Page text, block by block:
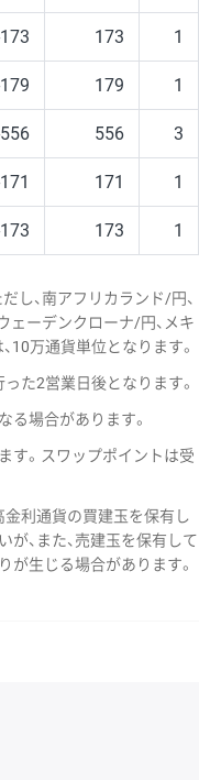
173 1
179 1
556 3
171 1
173 1
し、南アフリカランド/円、
ェーデンクローナ/円、メキ
10万通貨単位となります。
た2営業日後となります。
る場合があります。
す。スワップポイントは受
金利通貨の買建玉を保有し
、また、売建玉を保有して
が生じる場合があります。